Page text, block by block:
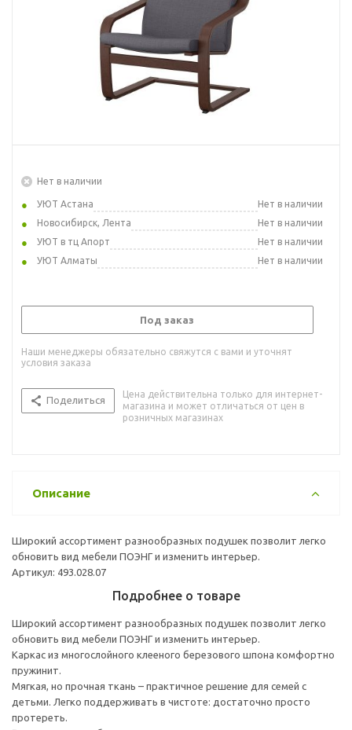
Нет в наличии
УЮТ Астана
Нет в наличии
Новосибирск, Лента
Нет в наличии
УЮТ в тц Апорт
Нет в наличии
УЮТ Алматы
Нет в наличии
Под заказ
Наши менеджеры обязательно свяжутся с вами и уточнят
условия заказа
Поделиться
Цена действительна только для интернет-
магазина и может отличаться от цен в
розничных магазинах
Описание
Широкий ассортимент разнообразных подушек позволит легко
обновить вид мебели ПОЭНГ и изменить интерьер.
Артикул: 493.028.07
Подробнее о товаре
Широкий ассортимент разнообразных подушек позволит легко
обновить вид мебели ПОЭНГ и изменить интерьер.
Каркас из многослойного клееного березового шпона комфортно
пружинит.
Мягкая, но прочная ткань – практичное решение для семей с
детьми. Легко поддерживать в чистоте: достаточно просто
протереть.